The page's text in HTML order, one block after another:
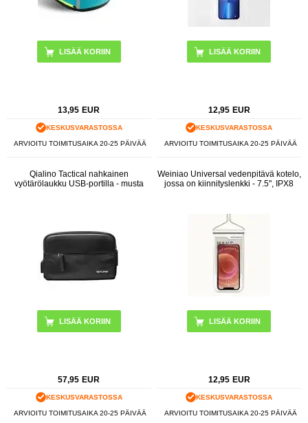
13,95 EUR
KESKUSVARASTOSSA
ARVIOITU TOIMITUSAIKA 20-25 PÄIVÄÄ
LISÄÄ KORIIN
12,95 EUR
KESKUSVARASTOSSA
ARVIOITU TOIMITUSAIKA 20-25 PÄIVÄÄ
Qialino Tactical nahkainen
vyötärölaukku USB-portilla - musta
57,95 EUR
KESKUSVARASTOSSA
ARVIOITU TOIMITUSAIKA 20-25 PÄIVÄÄ
Weiniao Universal vedenpitävä kotelo,
jossa on kiinnityslenkki - 7.5", IPX8
LISÄÄ KORIIN
12,95 EUR
KESKUSVARASTOSSA
ARVIOITU TOIMITUSAIKA 20-25 PÄIVÄÄ